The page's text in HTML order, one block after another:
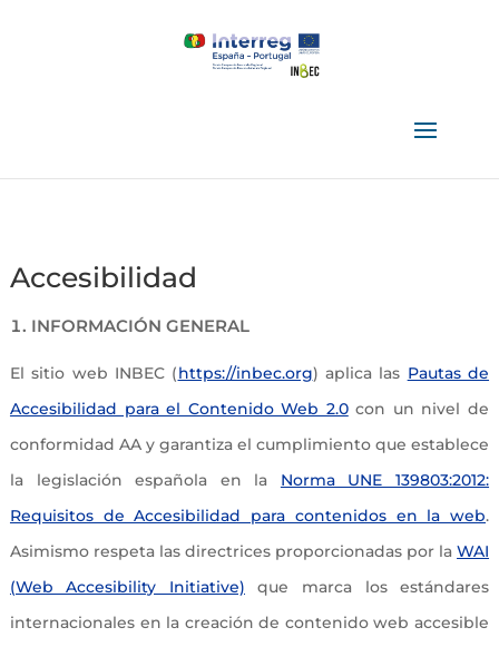
Accesibilidad
INFORMACIÓN GENERAL
El sitio web INBEC (https://inbec.org) aplica las Pautas de
Accesibilidad para el Contenido Web 2.0con un nivel de
conformidad AA y garantiza el cumplimiento que establece
la legislación española en la Norma UNE 139803:2012:
Requisitos de Accesibilidad para contenidos en la web.
Asimismo respeta las directrices proporcionadas por laWAI
(Web Accesibility Initiative) que marca los estándares
internacionales en la creación de contenido web accesible